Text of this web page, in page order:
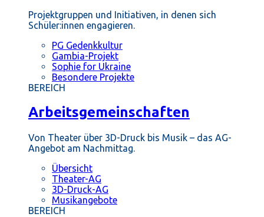
Projektgruppen und Initiativen, in denen sich
Schüler:innen engagieren.
PG Gedenkkultur
Gambia-Projekt
Sophie for Ukraine
Besondere Projekte
BEREICH
Arbeitsgemeinschaften
Von Theater über 3D-Druck bis Musik – das AG-
Angebot am Nachmittag.
Übersicht
Theater-AG
3D-Druck-AG
Musikangebote
BEREICH